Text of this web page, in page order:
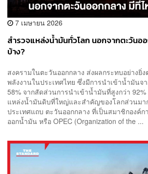
7 เมษายน 2026
สำรวจแหล่งน้ำมันทั่วโลก นอกจากตะวันอ
บ้าง?
สงครามในตะวันออกกลาง ส่งผลกระทบอย่างยิ่
พลังงานในประเทศไทย ซึ่งมีการนำเข้าน้ำมันจ
58% จากสัดส่วนการนำเข้าน้ำมันที่สูงกว่า
แหล่งน้ำมันดิบที่ใหญ่และสําคัญของโลกส่วนมา
ประเทศแถบ ตะวันออกกลาง ที่เป็นสมาชิกองค์ก
ออกน้ำมัน หรือ OPEC (Organization of the ...